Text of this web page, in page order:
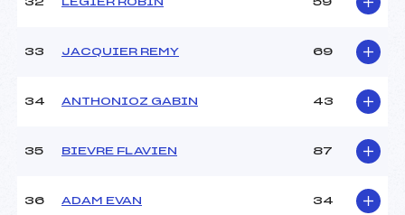
32 LÉGIER ROBIN 59
33 JACQUIER REMY 69
34 ANTHONIOZ GABIN 43
35 BIEVRE FLAVIEN 87
36 ADAM EVAN 34